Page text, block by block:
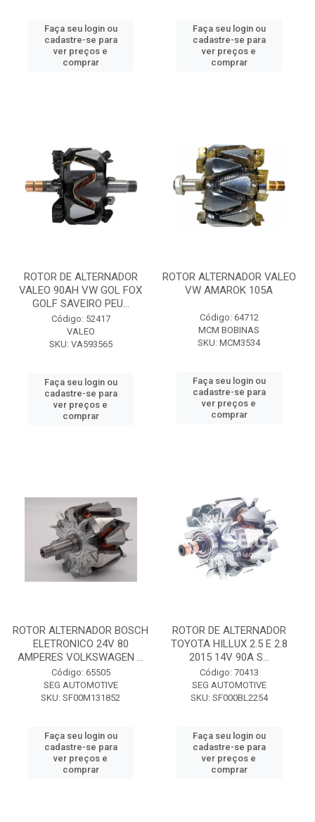
Faça seu login ou
cadastre-se para
ver preços e
comprar
Faça seu login ou
cadastre-se para
ver preços e
comprar
ROTOR DE ALTERNADOR
VALEO 90AH VW GOL FOX
GOLF SAVEIRO PEU...
Código: 52417
VALEO
SKU: VA593565
Faça seu login ou
cadastre-se para
ver preços e
comprar
ROTOR ALTERNADOR VALEO
VW AMAROK 105A
Código: 64712
MCM BOBINAS
SKU: MCM3534
Faça seu login ou
cadastre-se para
ver preços e
comprar
ROTOR ALTERNADOR BOSCH
ELETRONICO 24V 80
AMPERES VOLKSWAGEN ...
Código: 65505
SEG AUTOMOTIVE
SKU: SF00M131852
Faça seu login ou
cadastre-se para
ver preços e
comprar
ROTOR DE ALTERNADOR
TOYOTA HILLUX 2.5 E 2.8
2015 14V 90A S...
Código: 70413
SEG AUTOMOTIVE
SKU: SF000BL2254
Faça seu login ou
cadastre-se para
ver preços e
comprar